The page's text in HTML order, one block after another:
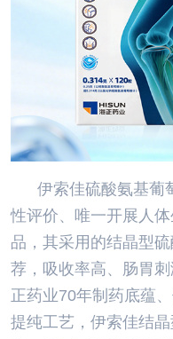
伊索佳硫酸氨基葡
性评价、唯一开展人
品，其采用的结晶型
荐，吸收率高、肠胃
正药业70年制药底蕴
提纯工艺，伊索佳结